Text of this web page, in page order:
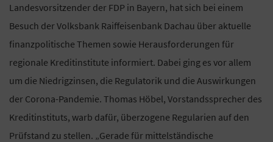
Landesvorsitzender der FDP in Bayern, hat sich bei einem
Besuch der Volksbank Raiffeisenbank Dachau über aktuelle
finanzpolitische Themen sowie Herausforderungen für
regionale Kreditinstitute informiert. Dabei ging es vor allem
um die Niedrigzinsen, die Regulatorik und die Auswirkungen
der Corona-Pandemie. Thomas Höbel, Vorstandssprecher des
Kreditinstituts, warb dafür, überzogene Regularien auf den
Prüfstand zu stellen. „Gerade für mittelständische